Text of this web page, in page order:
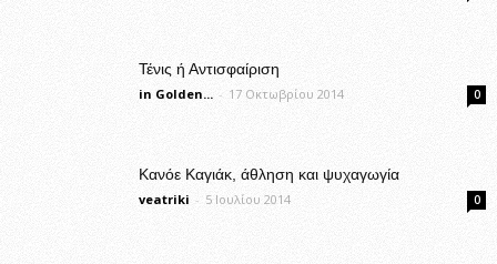
Τένις ή Αντισφαίριση
in Golden... - 17 Οκτωβρίου 2014 0
Κανόε Καγιάκ, άθληση και ψυχαγωγία
veatriki - 5 Ιουλίου 2014 0